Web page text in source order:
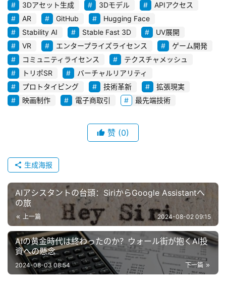
お
問
い
合
わ
せ
3Dアセット生成 3Dモデル
APIアクセス
AR
GitHub
Hugging Face
Stability AI
Stable Fast 3D
UV展開
VR
エンタープライズライセンス
ゲーム開発
コミュニティライセンス
テクスチャメッシュ
トリポSR
バーチャルリアリティ
プロトタイピング
技術革新
拡張現実
映画制作
電子商取引 最先端技術
赞 (0)
生成海报
AIアシスタントの台頭：SiriからGoogle Assistantへ
の旅
上一篇 2024-08-02 09:15
AIの黄金時代は終わったのか？ウォール街が抱くAI投
資への懸念
下一篇
2024-08-03 08:54